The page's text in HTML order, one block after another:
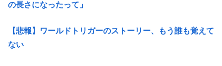
の長さになったって」
【悲報】ワールドトリガーのストーリー、もう誰も覚えて
ない